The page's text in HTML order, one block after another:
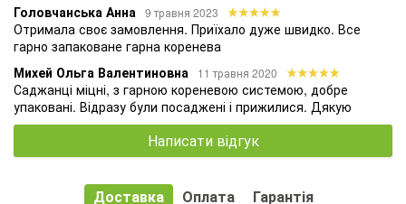
Головчанська Анна 9 травня 2023
Отримала своє замовлення. Приїхало дуже швидко. Все
гарно запаковане гарна коренева
Михей Ольга Валентиновна
11 травня 2020
Саджанці міцні, з гарною кореневою системою, добре
упаковані. Відразу були посаджені і прижилися. Дякую
Написати відгук
Доставка Оплата Гарантія